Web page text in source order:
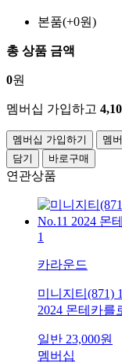
본품(+0원)
총 상품 금액
0원
멤버십 가입하고
멤버십 가입하기
멤
담기
바로구매
연관상품
1
카라운드
미니지티(871)
2024 몬테카를
일반 23,000원
멤버십